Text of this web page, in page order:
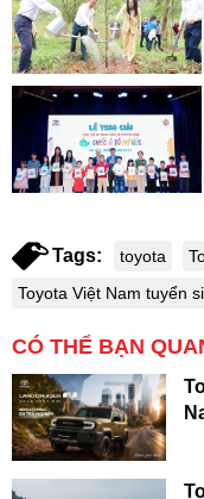
Tags: toyota
Toyota Việt Nam tuyển
CÓ THỂ BẠN